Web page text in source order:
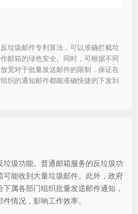
垃圾邮件专利算法，可以准确拦截垃
邮箱的绿色安全。同时，可根据不同
宽对于批量发送邮件的限制，保证在
织的通知邮件都能准确快捷的下发到
垃圾功能。普通邮箱服务的反垃圾功
可能收到大量垃圾邮件。此外，政府
属各部门组织批量发送邮件通知，
情况，影响工作效率。